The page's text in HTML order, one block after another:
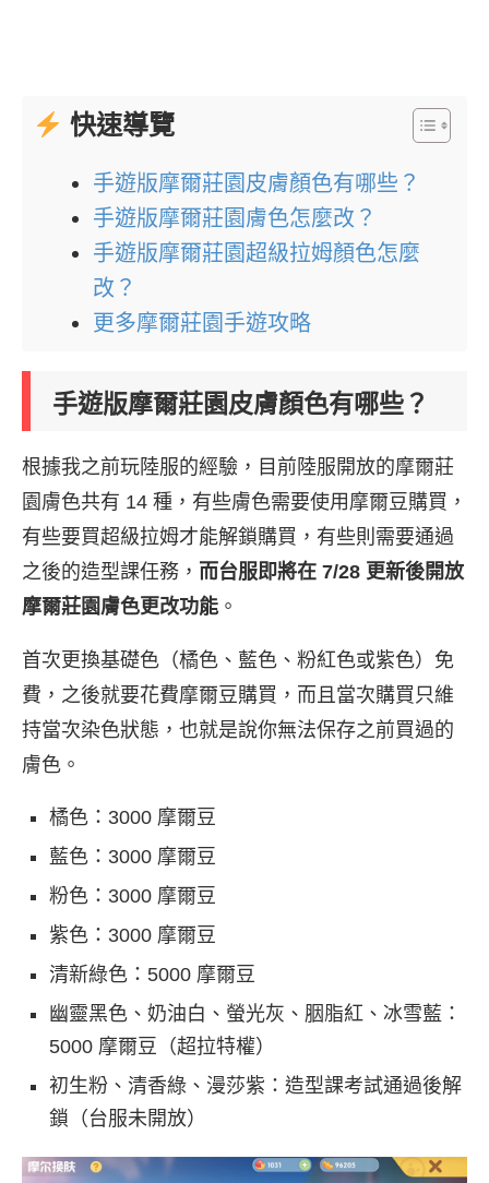
快速導覽
手遊版摩爾莊園皮膚顏色有哪些？
手遊版摩爾莊園膚色怎麼改？
手遊版摩爾莊園超級拉姆顏色怎麼
改？
更多摩爾莊園手遊攻略
手遊版摩爾莊園皮膚顏色有哪些？
根據我之前玩陸服的經驗，目前陸服開放的摩爾莊
園膚色共有 14 種，有些膚色需要使用摩爾豆購買，
有些要買超級拉姆才能解鎖購買，有些則需要通過
之後的造型課任務， 而台服即將在 7/28 更新後開放
摩爾莊園膚色更改功能 。
首次更換基礎色（橘色、藍色、粉紅色或紫色）免
費，之後就要花費摩爾豆購買，而且當次購買只維
持當次染色狀態，也就是說你無法保存之前買過的
膚色。
橘色：3000 摩爾豆
藍色：3000 摩爾豆
粉色：3000 摩爾豆
紫色：3000 摩爾豆
清新綠色：5000 摩爾豆
幽靈黑色、奶油白、螢光灰、胭脂紅、冰雪藍：
5000 摩爾豆（超拉特權）
初生粉、清香綠、漫莎紫：造型課考試通過後解
鎖（台服未開放）